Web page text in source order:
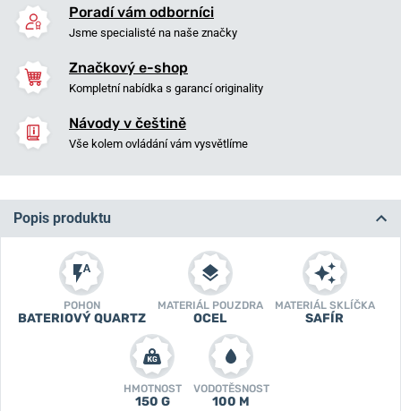
Poradí vám odborníci
Jsme specialisté na naše značky
Značkový e-shop
Kompletní nabídka s garancí originality
Návody v češtině
Vše kolem ovládání vám vysvětlíme
Popis produktu
POHON
BATERIOVÝ QUARTZ
MATERIÁL POUZDRA
OCEL
MATERIÁL SKLÍČKA
SAFÍR
HMOTNOST
150 G
VODOTĚSNOST
100 M